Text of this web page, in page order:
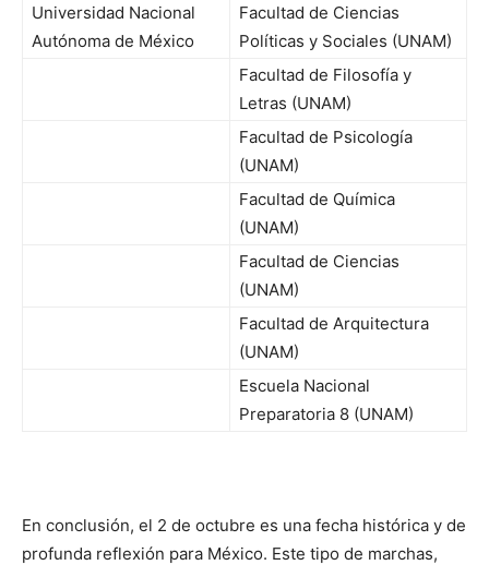
Universidad Nacional
Autónoma de México
Facultad de Ciencias
Políticas y Sociales (UNAM)
Facultad de Filosofía y
Letras (UNAM)
Facultad de Psicología
(UNAM)
Facultad de Química
(UNAM)
Facultad de Ciencias
(UNAM)
Facultad de Arquitectura
(UNAM)
Escuela Nacional
Preparatoria 8 (UNAM)
En conclusión, el 2 de octubre es una fecha histórica y de
profunda reflexión para México. Este tipo de marchas,